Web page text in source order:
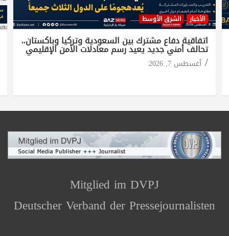
الأخبار الشرق الأوسط
اتفاقية دفاع مشترك بين السعودية وتركيا وباكستان..
تحالف أمني جديد يعيد رسم معادلات الأمن الإقليمي
أغسطس 7, 2026
Mitglied im DVPJ
Deutscher Verband der Pressejournalisten